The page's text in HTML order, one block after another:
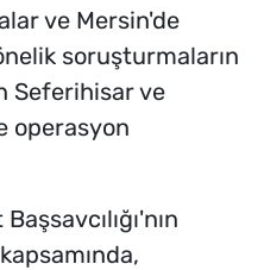
ve Mersin'de
soruşturmaların
Seferihisar ve
operasyon